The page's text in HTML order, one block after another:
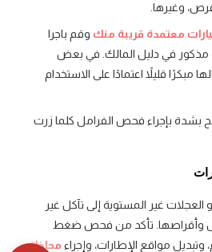
وغيرها.
معتمدة قريبة منك وقم باجرا
مذكور في دليل المالك. في بعض
مبكرًا قليلاً اعتمادًا على الاستخدام
بشدة بإجراء فحص الفرامل كلما زرت
العجلات غير المستوية إلى تآكل غير
وأقراصها. تأكد من فحص ضغط
وتبديل مواقع الإطارات، وإجراء محاذاة